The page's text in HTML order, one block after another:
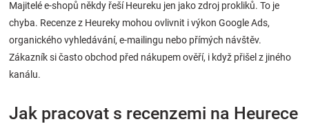
Majitelé e-shopů někdy řeší Heureku jen jako zdroj prokliků. To je
chyba. Recenze z Heureky mohou ovlivnit i výkon Google Ads,
organického vyhledávání, e-mailingu nebo přímých návštěv.
Zákazník si často obchod před nákupem ověří, i když přišel z jiného
kanálu.
Jak pracovat s recenzemi na Heurece